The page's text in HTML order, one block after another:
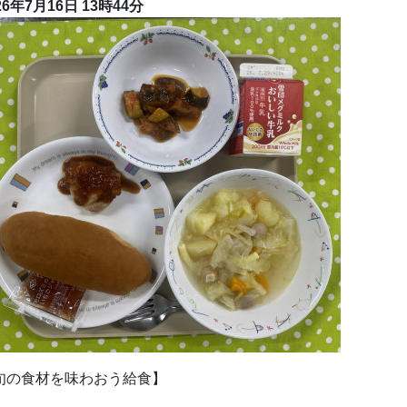
年7月16日 13時44分
の食材を味わおう給食】